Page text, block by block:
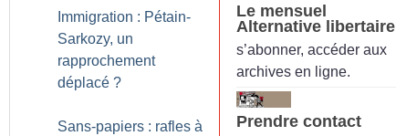
Immigration : Pétain-
Sarkozy, un
rapprochement
déplacé ?
Sans-papiers : rafles à
Le mensuel
Alternative libertaire
s’abonner, accéder aux
archives en ligne.
Prendre contact